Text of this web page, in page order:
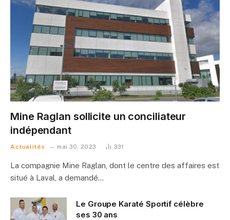
Mine Raglan sollicite un conciliateur
indépendant
Actualités mai 30, 2023 331
La compagnie Mine Raglan, dont le centre des affaires est
situé à Laval, a demandé…
Le Groupe Karaté Sportif célèbre
ses 30 ans